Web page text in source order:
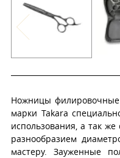
Ножницы филировочные
марки Takara
использования, а так
разнообразием
мастеру. Зауженные